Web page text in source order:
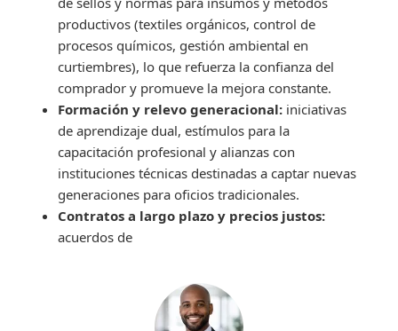
productivos (textiles orgánicos, control de
procesos químicos, gestión ambiental en
curtiembres), lo que refuerza la confianza del
comprador y promueve la mejora constante.
Formación y relevo generacional: iniciativas
de aprendizaje dual, estímulos para la
capacitación profesional y alianzas con
instituciones técnicas destinadas a captar nuevas
generaciones para oficios tradicionales.
Contratos a largo plazo y precios justos:
acuerdos de